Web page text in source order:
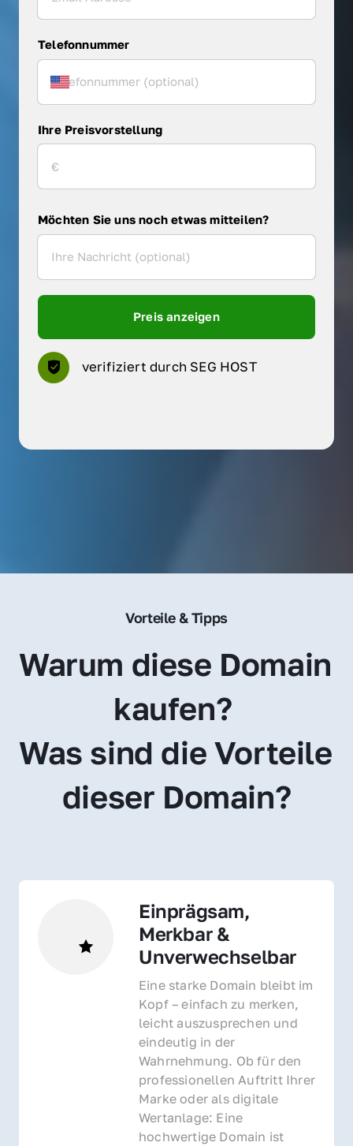
Telefonnummer
Ihre Preisvorstellung
Möchten Sie uns noch etwas mitteilen?
Preis anzeigen
verifiziert durch SEG HOST
Vorteile & Tipps
Warum diese Domain
kaufen?
Was sind die Vorteile
dieser Domain?
Einprägsam,
Merkbar &
Unverwechselbar
Eine starke Domain bleibt im
Kopf – einfach zu merken,
leicht auszusprechen und
eindeutig in der
Wahrnehmung. Ob für den
professionellen Auftritt Ihrer
Marke oder als digitale
Wertanlage: Eine
hochwertige Domain ist